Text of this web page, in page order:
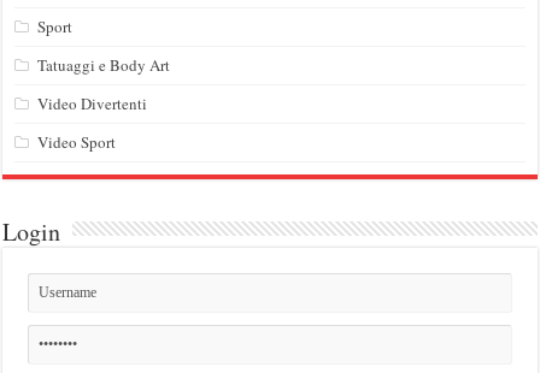
Sport
Tatuaggi e Body Art
Video Divertenti
Video Sport
Login